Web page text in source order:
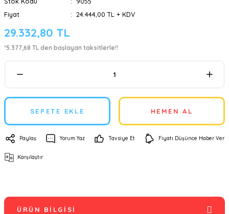
Fiyat
24.444,00 TL + KDV
29.332,80 TL
*5.377,68 TL den başlayan taksitlerle!!
SEPETE EKLE HEMEN AL
Paylaş Yorum Yaz Tavsiye Et Fiyatı Düşünce Haber Ver
Karşılaştır
ÜRÜN BILGISI